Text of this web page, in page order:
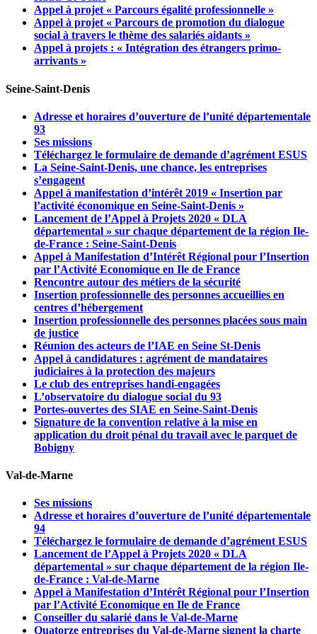
Appel à projet « Parcours égalité professionnelle »
Appel à projet « Parcours de promotion du dialogue
social à travers le thème des salariés aidants »
Appel à projets : « Intégration des étrangers primo-
arrivants »
Seine-Saint-Denis
Adresse et horaires d’ouverture de l’unité départementale
93
Ses missions
Téléchargez le formulaire de demande d’agrément ESUS
La Seine-Saint-Denis, une chance, les entreprises
s’engagent
Appel à manifestation d’intérêt 2019 « Insertion par
l’activité économique en Seine-Saint-Denis »
Lancement de l’Appel à Projets 2020 « DLA
départemental » sur chaque département de la région Ile-
de-France : Seine-Saint-Denis
Appel à Manifestation d’Intérêt Régional pour l’Insertion
par l’Activité Economique en Ile de France
Rencontre autour des métiers de la sécurité
Insertion professionnelle des personnes accueillies en
centres d’hébergement
Insertion professionnelle des personnes placées sous main
de justice
Réunion des acteurs de l’IAE en Seine St-Denis
Appel à candidatures : agrément de mandataires
judiciaires à la protection des majeurs
Le club des entreprises handi-engagées
L’observatoire du dialogue social du 93
Portes-ouvertes des SIAE en Seine-Saint-Denis
Signature de la convention relative à la mise en
application du droit pénal du travail avec le parquet de
Bobigny
Val-de-Marne
Ses missions
Adresse et horaires d’ouverture de l’unité départementale
94
Téléchargez le formulaire de demande d’agrément ESUS
Lancement de l’Appel à Projets 2020 « DLA
départemental » sur chaque département de la région Ile-
de-France : Val-de-Marne
Appel à Manifestation d’Intérêt Régional pour l’Insertion
par l’Activité Economique en Ile de France
Conseiller du salarié dans le Val-de-Marne
Quatorze entreprises du Val-de-Marne signent la charte